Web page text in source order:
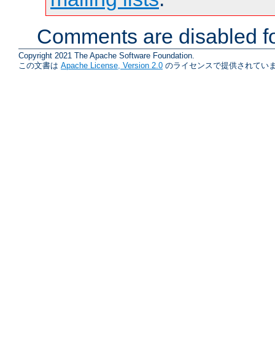
Comments are disabled
Copyright 2021 The Apache Software Foundation.
この文書は Apache License, Version 2.0 のライセンスで提供されてい